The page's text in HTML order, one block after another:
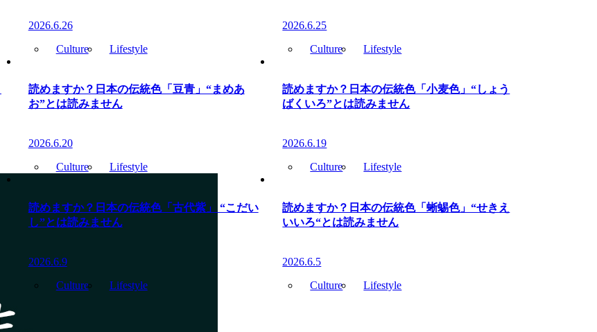
2026.6.26
Culture
Lifestyle
2026.6.25
Culture
Lifestyle
読めますか？日本の伝統色「豆青」“まめあ
お”とは読みません
2026.6.20
Culture
Lifestyle
読めますか？日本の伝統色「小麦色」“しょう
ばくいろ”とは読みません
2026.6.19
Culture
Lifestyle
読めますか？日本の伝統色「古代紫」 “こだい
し”とは読みません
2026.6.9
Culture
Lifestyle
読めますか？日本の伝統色「蜥蜴色」“せきえ
いいろ“とは読みません
2026.6.5
Culture
Lifestyle